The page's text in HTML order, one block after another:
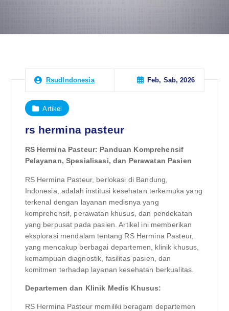
RsudIndonesia Feb, Sab, 2026
Artikel
rs hermina pasteur
RS Hermina Pasteur: Panduan Komprehensif
Pelayanan, Spesialisasi, dan Perawatan Pasien
RS Hermina Pasteur, berlokasi di Bandung,
Indonesia, adalah institusi kesehatan terkemuka yang
terkenal dengan layanan medisnya yang
komprehensif, perawatan khusus, dan pendekatan
yang berpusat pada pasien. Artikel ini memberikan
eksplorasi mendalam tentang RS Hermina Pasteur,
yang mencakup berbagai departemen, klinik khusus,
kemampuan diagnostik, fasilitas pasien, dan
komitmen terhadap layanan kesehatan berkualitas.
Departemen dan Klinik Medis Khusus:
RS Hermina Pasteur memiliki beragam departemen